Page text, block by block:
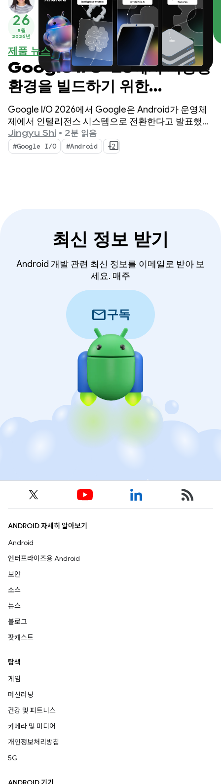
26
5월
2026년
제품 뉴스
Google I/O ‘26에서 지능형
환경을 빌드하기 위한
Android의 주요 AI 업데이
트
Google I/O 2026에서 Google은 Android가 운영체
제에서 인텔리전스 시스템으로 전환한다고 발표했습
니다. 또한 시스템으로 지능형 환경을 기본적으로 빌
드하고 Google의 AI 기능을 앱에 도입하는 방법을 시
연했습니다.
Jingyu Shi • 2분 읽음
#Google I/O #Android +2
최신 정보 받기
Android 개발 관련 최신 정보를 이메일로 받아 보
세요. 매주
mail구독
ANDROID 자세히 알아보기
Android
엔터프라이즈용 Android
보안
소스
뉴스
블로그
팟캐스트
탐색
게임
머신러닝
건강 및 피트니스
카메라 및 미디어
개인정보처리방침
5G